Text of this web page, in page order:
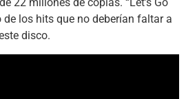
de los hits que no deberían faltar a
disco.